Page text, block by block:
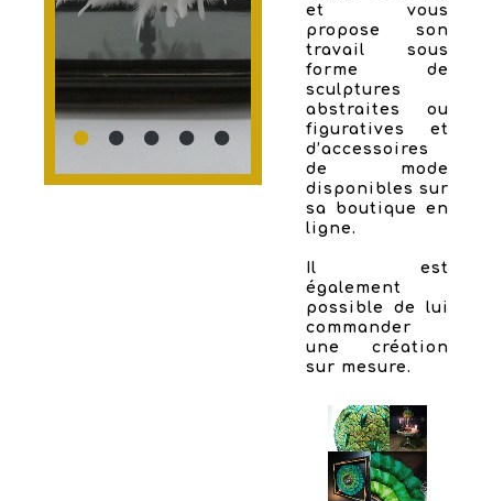
et vous
propose son
travail sous
forme de
sculptures
abstraites ou
figuratives et
d’accessoires
de mode
disponibles sur
sa boutique en
ligne.
Il est
également
possible de lui
commander
une création
sur mesure.